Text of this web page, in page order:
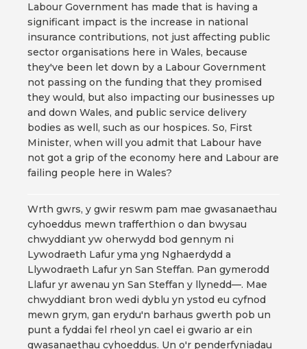
Labour Government has made that is having a
significant impact is the increase in national
insurance contributions, not just affecting public
sector organisations here in Wales, because
they've been let down by a Labour Government
not passing on the funding that they promised
they would, but also impacting our businesses up
and down Wales, and public service delivery
bodies as well, such as our hospices. So, First
Minister, when will you admit that Labour have
not got a grip of the economy here and Labour are
failing people here in Wales?
Wrth gwrs, y gwir reswm pam mae gwasanaethau
cyhoeddus mewn trafferthion o dan bwysau
chwyddiant yw oherwydd bod gennym ni
Lywodraeth Lafur yma yng Nghaerdydd a
Llywodraeth Lafur yn San Steffan. Pan gymerodd
Llafur yr awenau yn San Steffan y llynedd—. Mae
chwyddiant bron wedi dyblu yn ystod eu cyfnod
mewn grym, gan erydu'n barhaus gwerth pob un
punt a fyddai fel rheol yn cael ei gwario ar ein
gwasanaethau cyhoeddus. Un o'r penderfyniadau